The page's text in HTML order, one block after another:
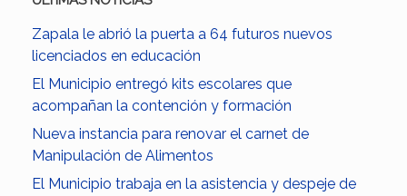
Zapala le abrió la puerta a 64 futuros nuevos
licenciados en educación
El Municipio entregó kits escolares que
acompañan la contención y formación
Nueva instancia para renovar el carnet de
Manipulación de Alimentos
El Municipio trabaja en la asistencia y despeje de